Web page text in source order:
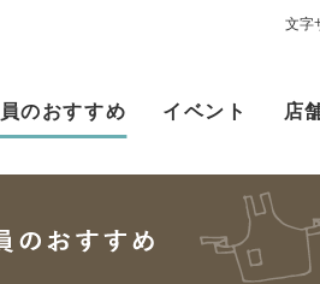
文字
のおすすめ イベント 店